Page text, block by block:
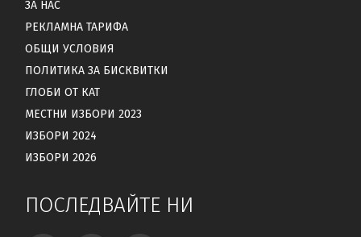
ЗА НАС
РЕКЛАМНА ТАРИФА
ОБЩИ УСЛОВИЯ
ПОЛИТИКА ЗА БИСКВИТКИ
ГЛОБИ ОТ КАТ
МЕСТНИ ИЗБОРИ 2023
ИЗБОРИ 2024
ИЗБОРИ 2026
ПОСЛЕДВАЙТЕ НИ